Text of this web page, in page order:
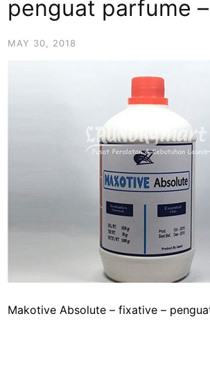
penguat parfume
MAY 30, 2018
Makotive Absolute – fixative –